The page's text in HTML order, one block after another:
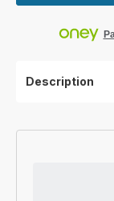
Description